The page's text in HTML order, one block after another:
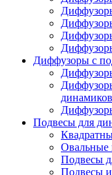
Диффузоры с
динамиков
Подвесы для
Овальные
Подвесы
Подвесы